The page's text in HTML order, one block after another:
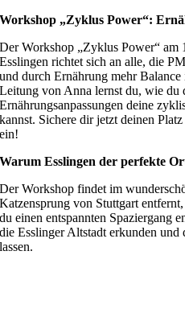
Workshop „Zyklus Power“:
Der Workshop „Zyklus Power“ am
Esslingen richtet sich an alle, die
und durch Ernährung mehr
Leitung von Anna lernst du, wie du
Ernährungsanpassungen deine
kannst. Sichere dir jetzt deinen
ein!
Warum Esslingen der perfekte
Der Workshop findet im
Katzensprung von Stuttgart
du einen entspannten Spaziergang
die Esslinger Altstadt erkunden
lassen.